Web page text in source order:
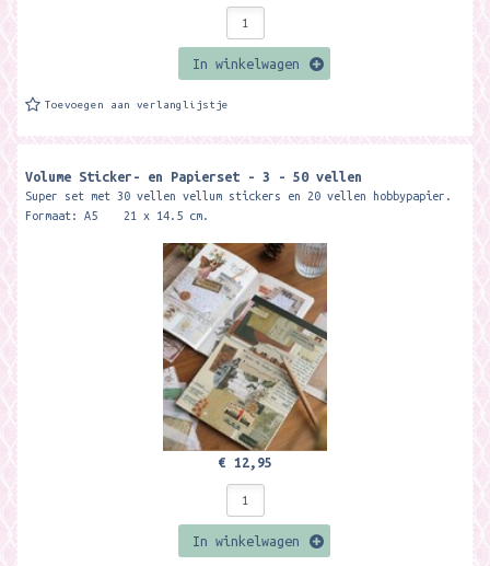
In winkelwagen
Toevoegen aan verlanglijstje
Volume Sticker- en Papierset - 3 - 50 vellen
Super set met 30 vellen vellum stickers en 20 vellen hobbypapier.
Formaat: A5 21 x 14.5 cm.
€ 12,95
In winkelwagen